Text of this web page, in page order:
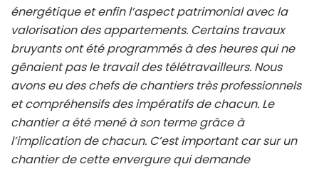
énergétique et enfin l’aspect patrimonial avec la
valorisation des appartements. Certains travaux
bruyants ont été programmés à des heures qui ne
gênaient pas le travail des télétravailleurs. Nous
avons eu des chefs de chantiers très professionnels
et compréhensifs des impératifs de chacun. Le
chantier a été mené à son terme grâce à
l’implication de chacun. C’est important car sur un
chantier de cette envergure qui demande